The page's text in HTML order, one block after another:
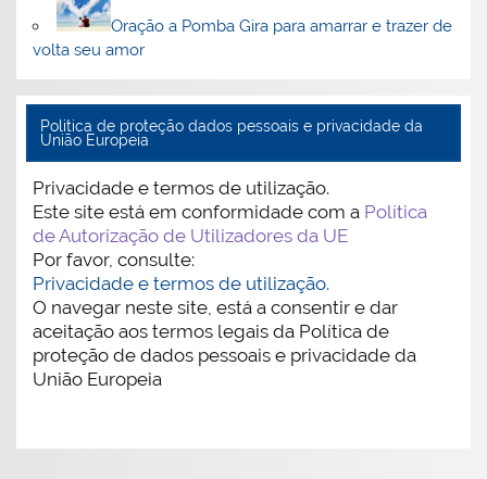
Oração a Pomba Gira para amarrar e trazer de
volta seu amor
Politica de proteção dados pessoais e privacidade da
União Europeia
Privacidade e termos de utilização.
Este site está em conformidade com a Política
de Autorização de Utilizadores da UE
Por favor, consulte:
Privacidade e termos de utilização.
O navegar neste site, está a consentir e dar
aceitação aos termos legais da Política de
proteção de dados pessoais e privacidade da
União Europeia